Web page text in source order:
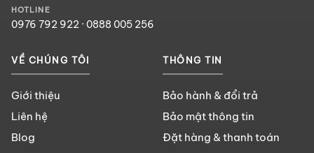
HOTLINE
0976 792 922 · 0888 005 256
VỀ CHÚNG TÔI
Giới thiệu
Liên hệ
Blog
THÔNG TIN
Bảo hành & đổi trả
Bảo mật thông tin
Đặt hàng & thanh toán